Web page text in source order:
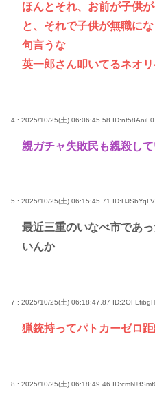
ほんとそれ、お前が子供
と、それで子供が無職に
句言うな
英一郎さん叩いてるネオ
4 : 2025/10/25(土) 06:06:45.58 ID:nt58AniL0
親ガチャ失敗民も親殺し
5 : 2025/10/25(土) 06:15:45.71
最近三重のいなべ市であ
いんか
7 : 2025/10/25(土) 06:18:47.87 ID:2OFLfibgH
猟銃持ってパトカーゼロ
8 : 2025/10/25(土) 06:18:49.46